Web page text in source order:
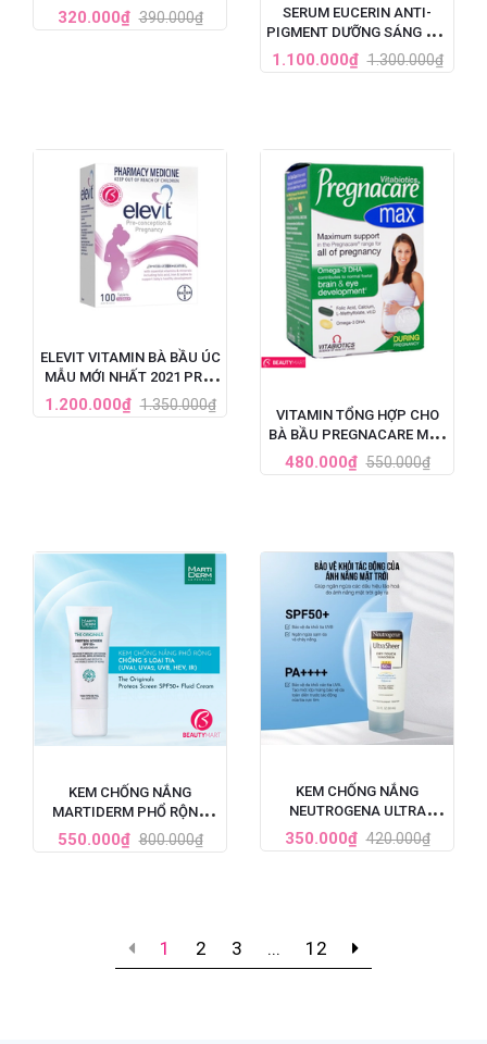
LIỆU TRÌNH 7 NGÀY
320.000₫ 390.000₫
SERUM EUCERIN ANTI-
PIGMENT DƯỠNG SÁNG DA,
TRỊ NÁM TÀN NHANG 30ML
1.100.000₫ 1.300.000₫
ELEVIT VITAMIN BÀ BẦU ÚC
MẪU MỚI NHẤT 2021 PRE-
CONCEPTION &
PREGNANCY (100V)
1.200.000₫ 1.350.000₫
VITAMIN TỔNG HỢP CHO
BÀ BẦU PREGNACARE MAX
84 VIÊN CỦA ANH
480.000₫ 550.000₫
KEM CHỐNG NẮNG
MARTIDERM PHỔ RỘNG
BẢO VỆ TOÀN DIỆN SPF50+
550.000₫ 800.000₫
KEM CHỐNG NẮNG
NEUTROGENA ULTRA
SHEER SPF 50 88ML
350.000₫ 420.000₫
1 2 3 ... 12